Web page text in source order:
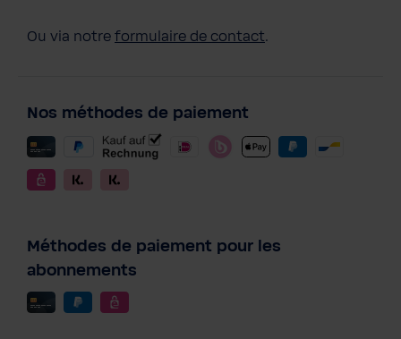
Ou via notre formulaire de contact.
Nos méthodes de paiement
Méthodes de paiement pour les
abonnements